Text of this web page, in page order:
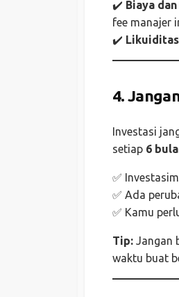
✔️ Biaya
fee manajer
✔️ Likuiditas
4.
Investasi
setiap 6
✅
✅ Ada
✅ Kamu
Tip: Jangan
waktu buat